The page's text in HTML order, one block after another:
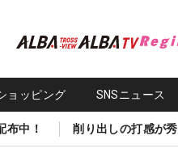
ョッピング SNSニュース
布中！ 削り出しの打感が